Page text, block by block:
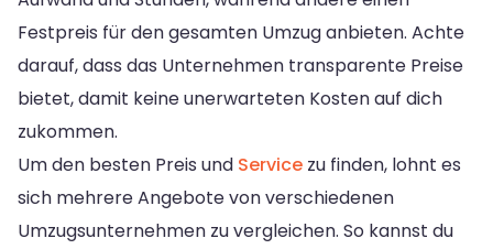
Festpreis für den gesamten Umzug anbieten. Achte
darauf, dass das Unternehmen transparente Preise
bietet, damit keine unerwarteten Kosten auf dich
zukommen.
Um den besten Preis und Service zu finden, lohnt es
sich mehrere Angebote von verschiedenen
Umzugsunternehmen zu vergleichen. So kannst du